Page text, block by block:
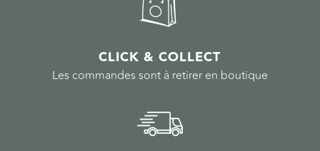
CLICK & COLLECT
Les commandes sont à retirer en boutique